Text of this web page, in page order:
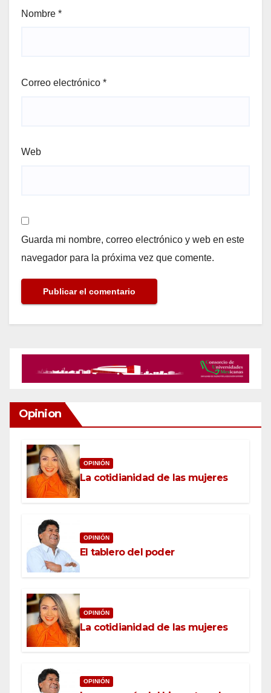
Nombre *
Correo electrónico *
Web
Guarda mi nombre, correo electrónico y web en este
navegador para la próxima vez que comente.
Opinion
OPINIÓN
La cotidianidad de las mujeres
OPINIÓN
El tablero del poder
OPINIÓN
La cotidianidad de las mujeres
OPINIÓN